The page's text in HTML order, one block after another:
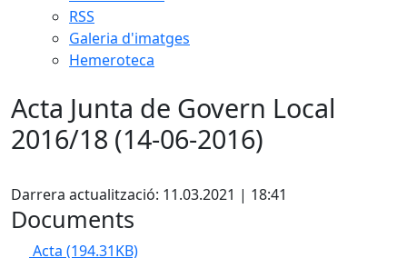
RSS
Galeria d'imatges
Hemeroteca
Acta Junta de Govern Local
2016/18 (14-06-2016)
Darrera actualització: 11.03.2021 | 18:41
Documents
Acta (194.31KB)